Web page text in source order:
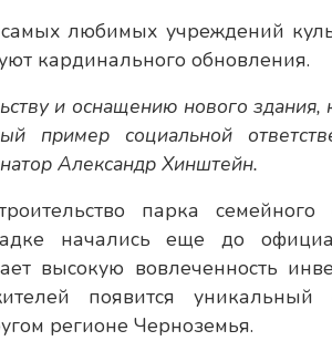
самых любимых учреждений
кардинального обновления.
и оснащению нового здания,
пример социальной
Александр Хинштейн.
парка семейного
начались еще до
высокую вовлеченность
появится уникальный
регионе Черноземья.